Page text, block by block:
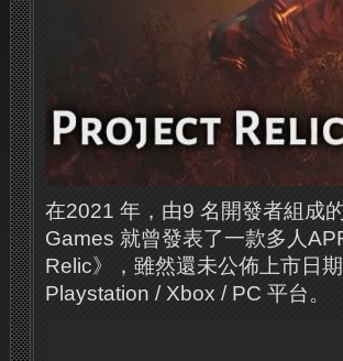
在2021 年，由9 名開發者組成
Games 就曾發表了一款多人
Relic》，雖然還未公佈上市日
Playstation / Xbox / PC 平台。